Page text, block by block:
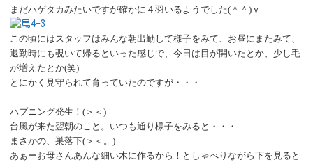
まだハゲタカみたいですが確かに４羽いるようでした(＾＾)ｖ
この頃にはスタッフはみんな朝出勤して様子をみて、お昼にまたみて、
退勤時にも覗いて帰るといった感じで、今日は目が開いたとか、少し毛
が増えたとか(笑)
とにかく見守られて育っていたのですが・・・
ハプニング発生！ (＞＜)
台風が来た翌朝のこと。いつも通り様子をみると・・・
まさかの、巣落下(＞＜。)
あぁーお母さんあんな細い木に作るから！としゃべりながら下を見ると